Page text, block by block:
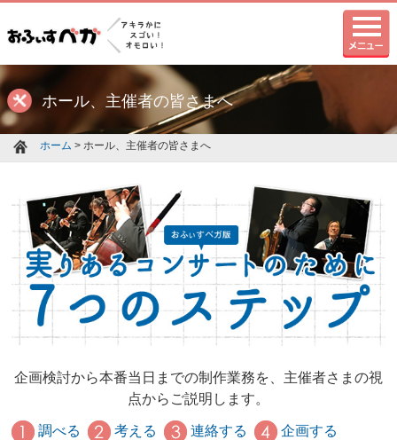
ホール、主催者の皆さまへ
ホーム > ホール、主催者の皆さまへ
企画検討から本番当日までの制作業務を、主催者さまの視
点からご説明します。
調べる 考える 連絡する
企画する